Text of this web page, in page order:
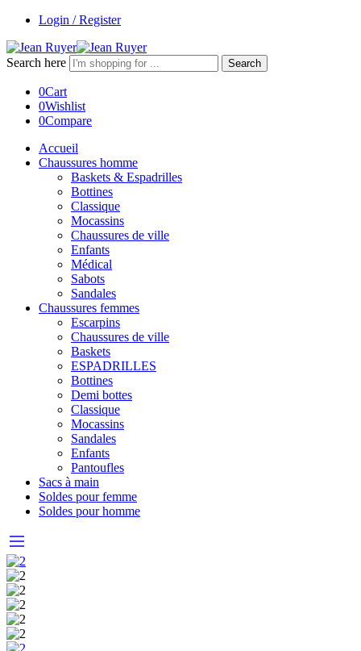
Login / Register
Search here Search
0Cart
0Wishlist
0Compare
Accueil
Chaussures homme
Baskets & Espadrilles
Bottines
Classique
Mocassins
Chaussures de ville
Enfants
Médical
Sabots
Sandales
Chaussures femmes
Escarpins
Chaussures de ville
Baskets
ESPADRILLES
Bottines
Demi bottes
Classique
Mocassins
Sandales
Enfants
Pantoufles
Sacs à main
Soldes pour femme
Soldes pour homme